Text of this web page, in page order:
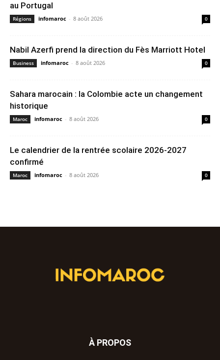
au Portugal
Régions infomaroc - 8 août 2026 0
Nabil Azerfi prend la direction du Fès Marriott Hotel
Business infomaroc - 8 août 2026 0
Sahara marocain : la Colombie acte un changement
historique
Maroc infomaroc - 8 août 2026 0
Le calendrier de la rentrée scolaire 2026-2027
confirmé
Maroc infomaroc - 8 août 2026 0
À PROPOS